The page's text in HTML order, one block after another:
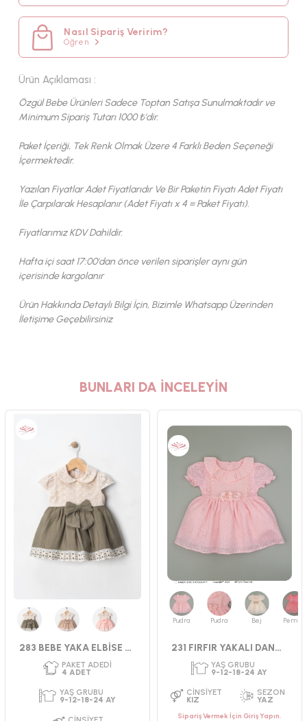
Nasıl Sipariş Veririm?
Öğren
Ürün Açıklaması :
Özgül Bebe Ürünleri Sadece Toptan Satışa Sunulmaktadır ve
Minimum Sipariş Tutarı 1000 ₺'dir.
Paket İçeriği, Tek Renk Olmak Üzere 4 Farklı Beden Seçeneği
İçermektedir.
Yazılan Fiyatlar Adet Fiyatlarıdır Ve Bir Paketin Fiyatı Adet Fiyatı
İle Çarpılarak Hesaplanır (Adet Fiyatı x 4 = Paket Fiyatı).
Fiyatlarımız KDV Dahildir.
Hafta içi saat 17:00'dan önce verilen siparişler aynı gün
içerisinde kargolanır
Ürün Hakkında Detaylı Bilgi İçin, Bizimle Whatsapp Üzerinden
İletişime Geçebilirsiniz
BUNLARI DA İNCELEYİN
283 BEBE YAKA ELBİSE 9-24 AY
Pudra Pudra Bej Pembe
231 FIRFIR YAKALI DANTEL ELBİSE
Sipariş Vermek İçin Giriş Yapın.